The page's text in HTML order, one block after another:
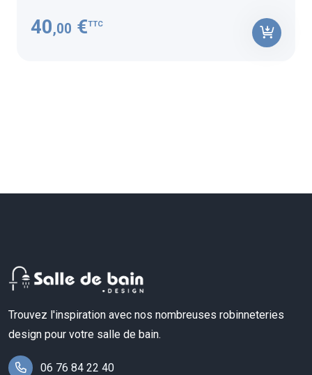
40,00 €TTC
Trouvez l'inspiration avec nos nombreuses robinneteries
design pour votre salle de bain.
06 76 84 22 40